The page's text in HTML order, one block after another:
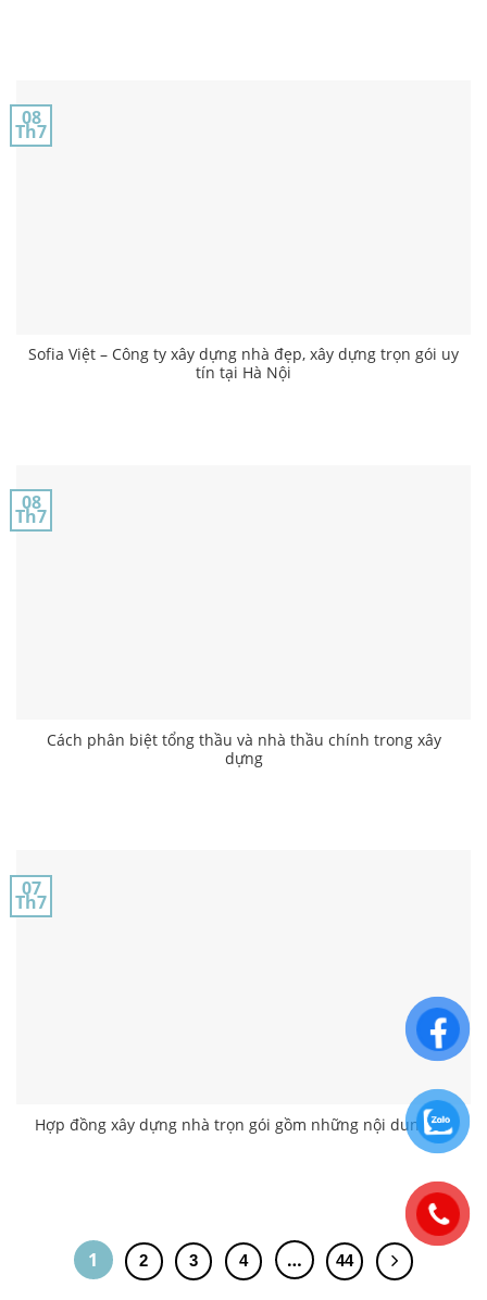
Sofia Việt – Công ty xây dựng nhà đẹp, xây dựng trọn gói uy
tín tại Hà Nội
08
Th7
Cách phân biệt tổng thầu và nhà thầu chính trong xây
dựng
08
Th7
Hợp đồng xây dựng nhà trọn gói gồm những nội dung gì?
07
Th7
1 2 3 4 … 44